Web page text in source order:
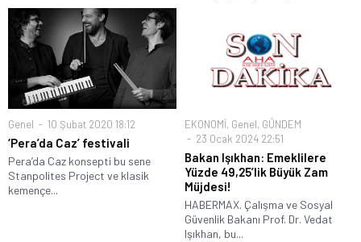
Genel 10 Şubat 2020 18:12
‘Pera’da Caz’ festivali
Pera’da Caz konsepti bu sene
Stanpolites Project ve klasik
kemençe...
EKONOMİ, Genel, GÜNDEM
23 Ocak 2024 22:51
Bakan Işıkhan: Emeklilere
Yüzde 49,25’lik Büyük Zam
Müjdesi!
HABERMAX. Çalışma ve Sosyal
Güvenlik Bakanı Prof. Dr. Vedat
Işıkhan, bu...